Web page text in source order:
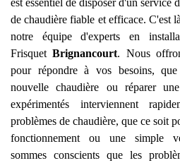
est essentiel de disposer d'un service
de chaudière fiable et efficace. C'est
notre équipe d'experts en
FrisquetBrignancourt. Nous
pour répondre à vos besoins,
nouvelle chaudière ou réparer
expérimentés interviennent
problèmes de chaudière, que ce soit
fonctionnement ou une simple
sommes conscients que les